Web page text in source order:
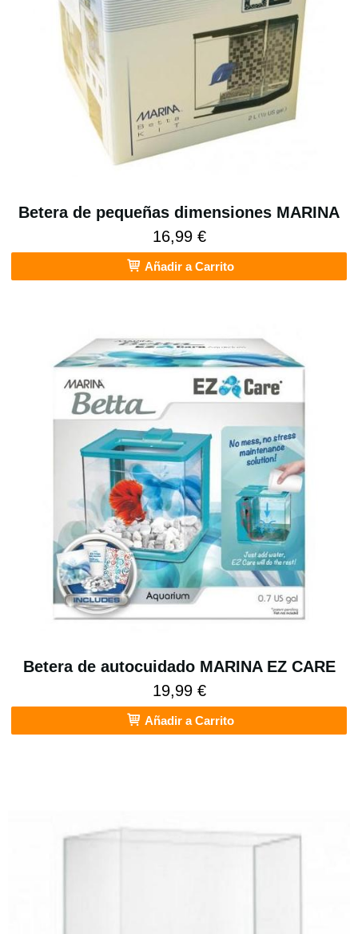
Betera de pequeñas dimensiones MARINA
16,99 €
Añadir a Carrito
Betera de autocuidado MARINA EZ CARE
19,99 €
Añadir a Carrito